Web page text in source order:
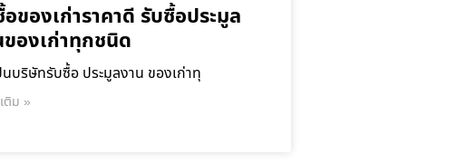
ของเก่าราคาดี รับซื้อประมูล
องเก่าทุกชนิด
นบริษัทรับซื้อ ประมูลงาน ของเก่าทุ
ติม »